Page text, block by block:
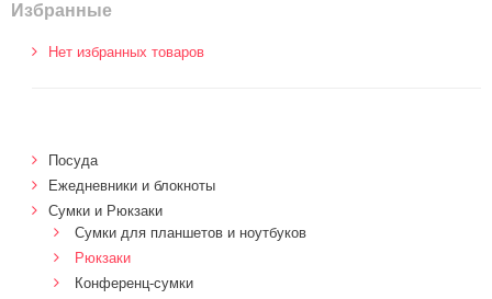
Избранные
Нет избранных товаров
Посуда
Ежедневники и блокноты
Сумки и Рюкзаки
Сумки для планшетов и ноутбуков
Рюкзаки
Конференц-сумки